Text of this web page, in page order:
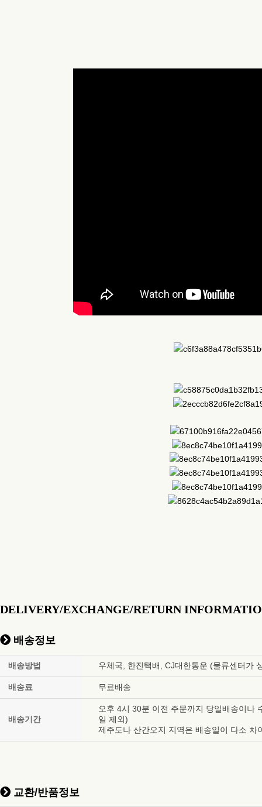
DELIVERY/EXCHANGE/RETURN
배송정보
배송방법 우체국, 한진택배, CJ대한통운 (물류센터가
배송료 무료배송
배송기간
오후 4시 30분 이전 주문까지 당일배송이나
일 제외)
제주도나 산간오지 지역은 배송일이 다소
교환/반품정보